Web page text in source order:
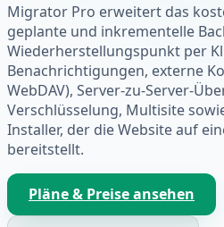
Migrator Pro erweitert das
geplante und inkrementelle
Wiederherstellungspunkt per
Benachrichtigungen, externe
WebDAV), Server-zu-Server-
Verschlüsselung, Multisite
Installer, der die Website auf
bereitstellt.
Pläne & Preise ansehen